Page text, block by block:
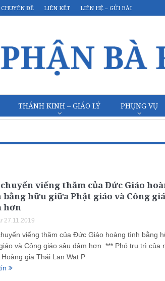
CHUYÊN ĐỀ LIÊN KẾT LIÊN HỆ – GỬI BÀI
THÁNH KINH – GIÁO LÝ PHỤNG VỤ
chuyến viếng thăm của Đức Giáo
hữu giữa Phật giáo và Công
hơn
27.11.2019
viếng thăm của Đức Giáo hoàng tình bằng
và Công giáo sâu đậm hơn *** Phó trụ trì của
gia Thái Lan Wat P